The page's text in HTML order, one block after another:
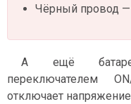
Чёрный провод —
А ещё
переключателем
отключает